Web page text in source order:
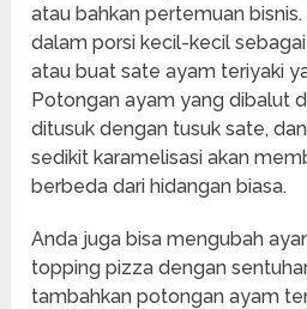
atau bahkan pertemuan
dalam porsi kecil-kecil
atau buat sate ayam teriyaki
Potongan ayam yang dibalut
ditusuk dengan tusuk sate,
sedikit karamelisasi akan
berbeda dari hidangan biasa.
Anda juga bisa mengubah
topping pizza dengan
tambahkan potongan ayam